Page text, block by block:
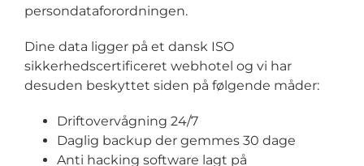
persondataforordningen.
Dine data ligger på et dansk ISO
sikkerhedscertificeret webhotel og vi har
desuden beskyttet siden på følgende måder:
Driftovervågning 24/7
Daglig backup der gemmes 30 dage
Anti hacking software lagt på